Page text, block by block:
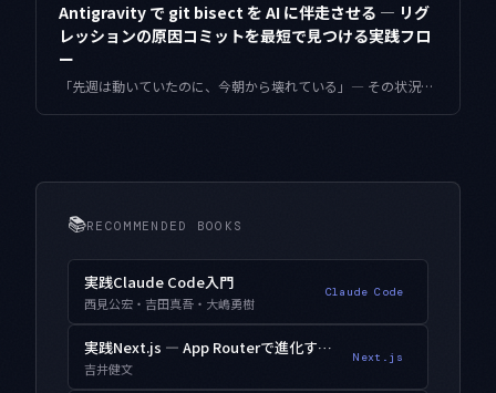
Antigravity で git bisect を AI に伴走させる — リグ
レッションの原因コミットを最短で見つける実践フロ
ー
「先週は動いていたのに、今朝から壊れている」— その状況を git bisect と Antigravity で詰めていくと、原因コミットが30分以内に特定できます。AIに何をどこまで任せるかの実践的な分担設計を、具体的な操作手順とともに整理します。
📚RECOMMENDED BOOKS
実践Claude Code入門
西見公宏・吉田真吾・大嶋勇樹
Claude Code
実践Next.js — App Routerで進化するWebアプリ開発
吉井健文
Next.js